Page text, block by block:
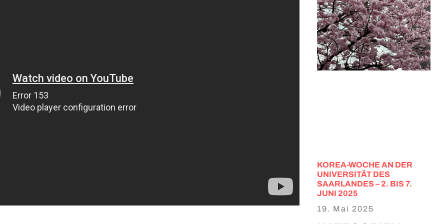
KOREA-WOCHE AN DER
UNIVERSITÄT DES
SAARLANDES – 2. BIS 7.
JUNI 2025
19. Mai 2025